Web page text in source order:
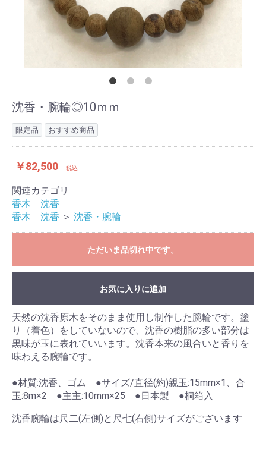
沈香・腕輪◎10ｍｍ
限定品 おすすめ商品
￥82,500 税込
関連カテゴリ
香木 沈香
香木 沈香 ＞ 沈香・腕輪
ただいま品切れ中です。
お買い物を続ける カートへ進む
お気に入りに追加
天然の沈香原木をそのまま使用し制作した腕輪です。塗
り（着色）をしていないので、沈香の樹脂の多い部分は
黒味が玉に表れていいます。沈香本来の風合いと香りを
味わえる腕輪です。
●材質:沈香、ゴム ●サイズ/直径(約)親玉:15mm×1、合
玉:8m×2 ●主主:10mm×25 ●日本製 ●桐箱入
沈香腕輪は尺二(左側)と尺七(右側)サイズがございます